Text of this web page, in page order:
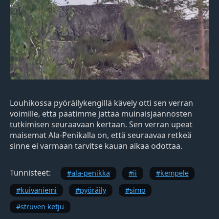
Louhikossa pyöräilykengillä kävely otti sen verran
voimille, että päätimme jättää muinaisjäännösten
tutkimisen seuraavaan kertaan. Sen verran upeat
maisemat Ala-Penikalla on, että seuraavaa retkeä
sinne ei varmaan tarvitse kauan aikaa odottaa.
Tunnisteet: ala-penikka ii
kempele
kuivaniemi
pyöräily
simo
struven ketju